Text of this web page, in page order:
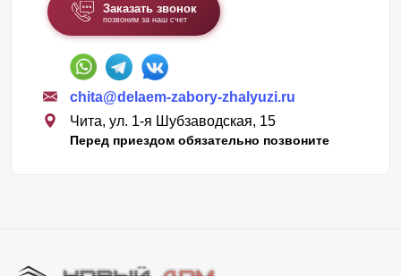
Заказать звонок
позвоним за наш счет
chita@delaem-zabory-zhalyuzi.ru
Чита, ул. 1-я Шубзаводская, 15
Перед приездом обязательно позвоните